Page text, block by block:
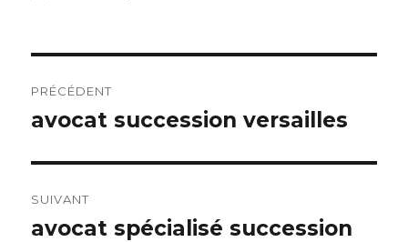
de
PRÉCÉDENT
Article
avocat succession versailles
SUIVANT
Article
avocat spécialisé succession